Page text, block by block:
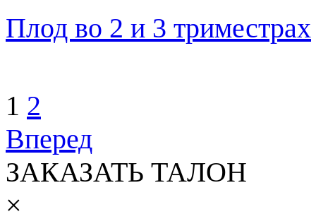
Плод во 2 и 3 триместрах
1 2
Вперед
ЗАКАЗАТЬ ТАЛОН
×